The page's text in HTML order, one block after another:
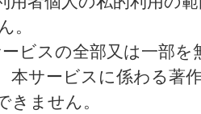
。
ビスの全部又は一部を
本サービスに係わる著
ません。